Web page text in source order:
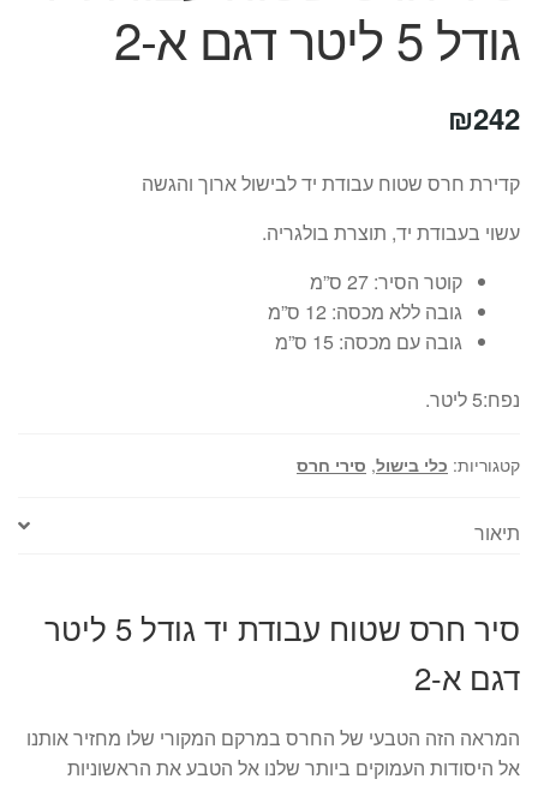
גודל 5 ליטר דגם א-2
₪242
קדירת חרס שטוח עבודת יד לבישול ארוך והגשה
עשוי בעבודת יד, תוצרת בולגריה.
קוטר הסיר: 27 ס”מ
גובה ללא מכסה: 12 ס”מ
גובה עם מכסה: 15 ס”מ
נפח:5 ליטר.
קטגוריות: כלי בישול, סירי חרס
תיאור
סיר חרס שטוח עבודת יד גודל 5 ליטר
דגם א-2
המראה הזה הטבעי של החרס במרקם המקורי שלו מחזיר אותנו
אל היסודות העמוקים ביותר שלנו אל הטבע את הראשוניות